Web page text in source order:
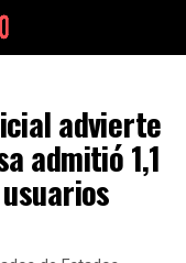
advierte
admitió 1,1